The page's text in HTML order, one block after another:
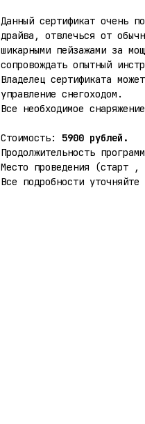
Данный сертификат очень
драйва, отвлечься от
шикарными пейзажами за
сопровождать опытный
Владелец сертификата
управление снегоходом.
Все необходимое
Стоимость: 5900 рублей.
Продолжительность
Место проведения (старт
Все подробности